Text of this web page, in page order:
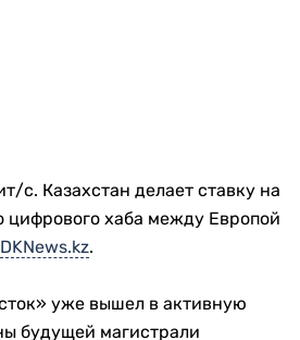
с. Казахстан делает ставку на
цифрового хаба между Европой
DKNews.kz.
уже вышел в активную
будущей магистрали